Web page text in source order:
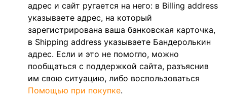
адрес и сайт ругается на него: в Billing address
указываете адрес, на который
зарегистрирована ваша банковская карточка,
в Shipping address указываете Бандеролькин
адрес. Если и это не помогло, можно
пообщаться с поддержкой сайта, разъяснив
им свою ситуацию, либо воспользоваться
Помощью при покупке.